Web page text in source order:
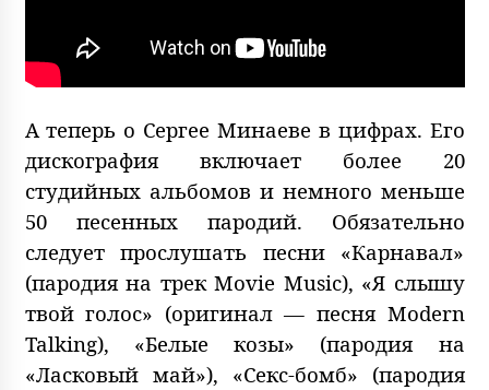
А теперь о Сергее Минаеве в цифрах. Его
дискография включает более 20
студийных альбомов и немного меньше
50 песенных пародий. Обязательно
следует прослушать песни «Карнавал»
(пародия на трек Movie Music), «Я слышу
твой голос» (оригинал — песня Modern
Talking), «Белые козы» (пародия на
«Ласковый май»), «Секс-бомб» (пародия